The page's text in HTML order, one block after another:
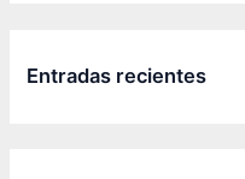
Entradas recientes